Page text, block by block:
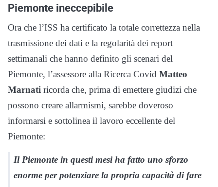
Piemonte ineccepibile
Ora che l’ISS ha certificato la totale correttezza nella
trasmissione dei dati e la regolarità dei report
settimanali che hanno definito gli scenari del
Piemonte, l’assessore alla Ricerca Covid Matteo
Marnati ricorda che, prima di emettere giudizi che
possono creare allarmismi, sarebbe doveroso
informarsi e sottolinea il lavoro eccellente del
Piemonte:
Il Piemonte in questi mesi ha fatto uno sforzo
enorme per potenziare la propria capacità di fare